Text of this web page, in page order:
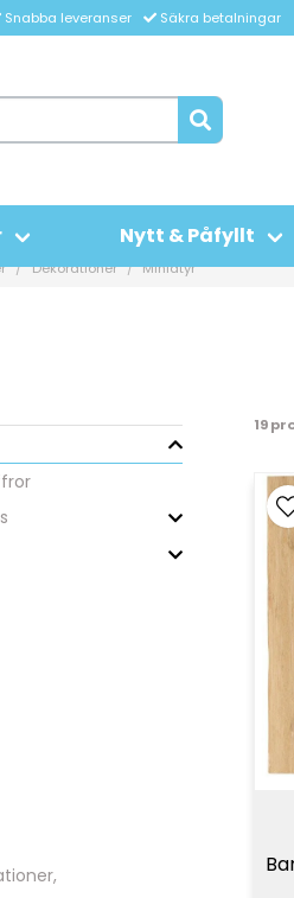
Snabba leveranser Säkra betalningar
Nytt & Påfyllt
Dekorationer Miniatyr
19